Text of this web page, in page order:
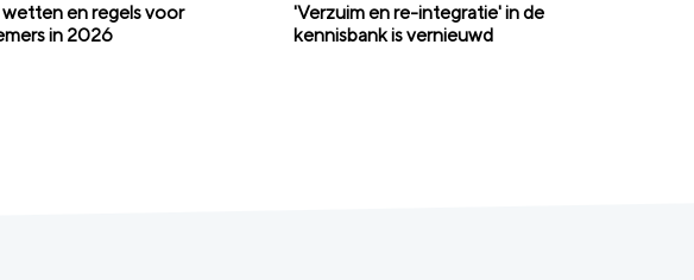
en regels voor
in 2026
'Verzuim en re-integratie' in de
kennisbank is vernieuwd